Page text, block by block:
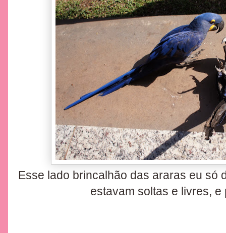
Esse lado brincalhão das araras eu só
estavam soltas e livres,